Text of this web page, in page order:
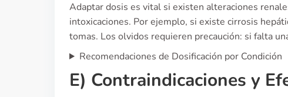
Adaptar dosis es vital si existen alteraciones
intoxicaciones. Por ejemplo, si existe cirrosis
tomas. Los olvidos requieren precaución: si falta
Recomendaciones de Dosificación por Condición
E) Contraindicaciones y